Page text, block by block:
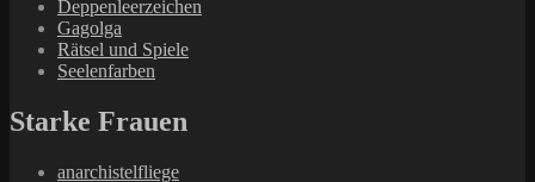
Deppenleerzeichen
Gagolga
Rätsel und Spiele
Seelenfarben
Starke Frauen
anarchistelfliege